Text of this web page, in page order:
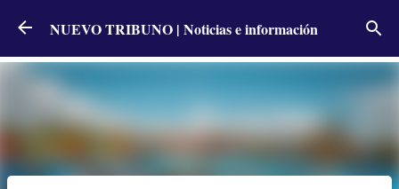
Ir al contenido principal
NUEVO TRIBUNO | Noticias e información